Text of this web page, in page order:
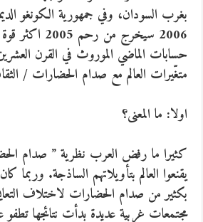
بغرب السودان، وفي جمهورية الكونغو
2006 سيخرج من
حسابات الماضي الموروث في القرن
متغّيرات العالم مع صدام الحضارات /
اولا: ما المعنى؟
كثيرا ما رفض العرب نظرية ” صدام
يقنعوا العالم بتأويلاتهم الساذجة. وربما
بكثير من صدام الحضارات لاختلاف